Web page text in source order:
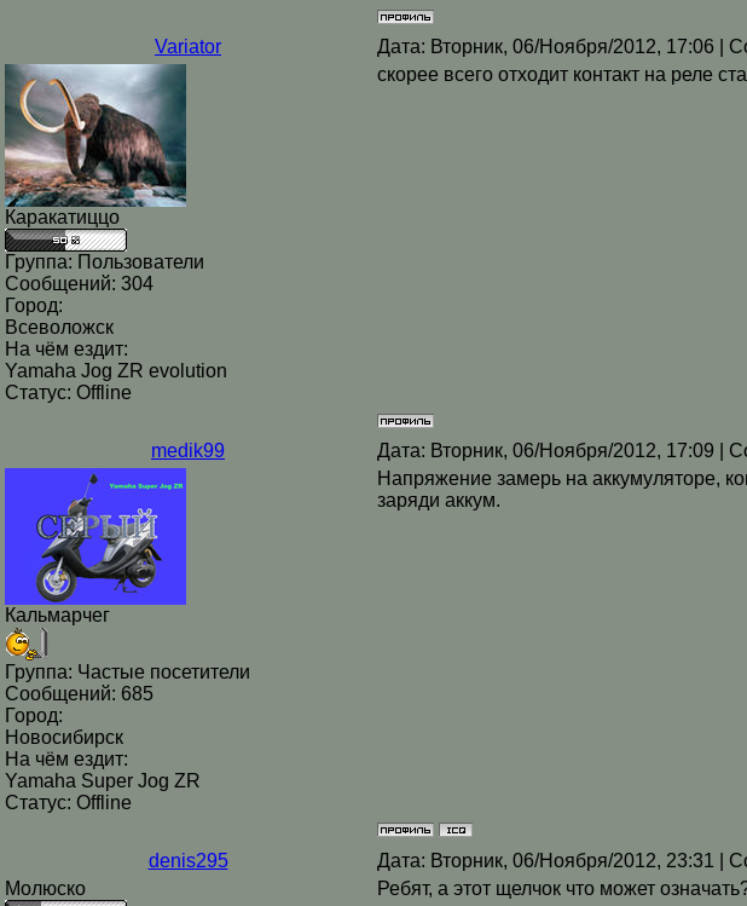
Variator Дата: Вторник, 06/Ноября/2012, 17:06 |
Каракатиццо
Группа: Пользователи
Сообщений: 304
Город:
Всеволожск
На чём ездит:
Yamaha Jog ZR evolution
Статус: Offline
скорее всего отходит контакт на реле
medik99 Дата: Вторник, 06/Ноября/2012, 17:09 |
Кальмарчег
Группа: Частые посетители
Сообщений: 685
Город:
Новосибирск
На чём ездит:
Yamaha Super Jog ZR
Статус: Offline
Напряжение замерь на аккумуляторе,
заряди аккум.
denis295 Дата: Вторник, 06/Ноября/2012, 23:31 |
Молюско
Ребят, а этот щелчок что может